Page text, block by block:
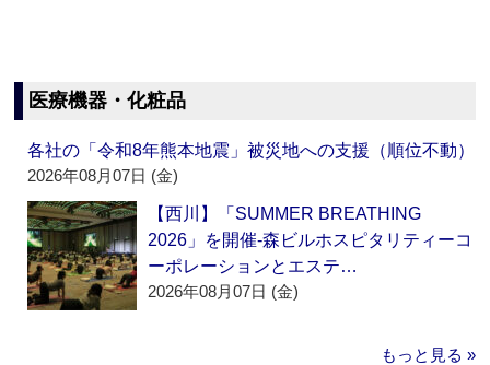
医療機器・化粧品
各社の「令和8年熊本地震」被災地への支援（順位不動）
2026年08月07日 (金)
【西川】「SUMMER BREATHING
2026」を開催‐森ビルホスピタリティーコ
ーポレーションとエステ…
2026年08月07日 (金)
もっと見る »